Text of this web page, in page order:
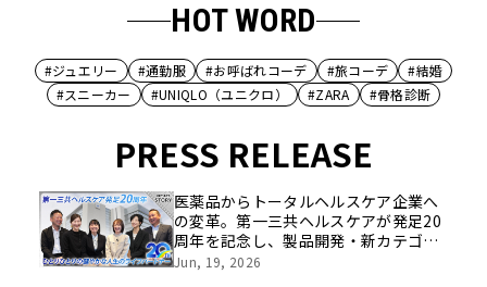
HOT WORD
#ジュエリー #通勤服 #お呼ばれコーデ #旅コーデ
#結婚
#スニーカー
#UNIQLO（ユニクロ） #ZARA #骨格診断
PRESS RELEASE
医薬品からトータルヘルスケア企業へ
の変革。第一三共ヘルスケアが発足20
周年を記念し、製品開発・新カテゴリ
挑戦の舞台や旧社統合時のエピソード
Jun, 19, 2026